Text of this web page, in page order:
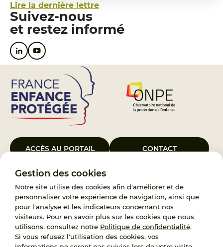
Gestion des cookies
Notre site utilise des cookies afin d'améliorer et de
personnaliser votre expérience de navigation, ainsi que
pour l'analyse et les indicateurs concernant nos
visiteurs. Pour en savoir plus sur les cookies que nous
utilisons, consultez notre Politique de confidentialité.
Si vous refusez l'utilisation des cookies, vos
Lire la dernière lettre
Suivez-nous
et restez informé
ACCÈS AU PORTAIL CONTACT
Le Groupement d’Intérêt Public France Enfance Protégée, créé le 5
janvier 2023, a pour objet d’assurer les missions de service public du
119, d’accompagnement des adoptants et de traitement des
demandes d’accès aux origines personnelles. France Enfance
Protégée est également un observatoire et une ressource pour
l’ensemble des professionnels, ainsi qu’un appui à l’élaboration de la
politique publique à travers le soutien à l’activité des conseils
nationaux.